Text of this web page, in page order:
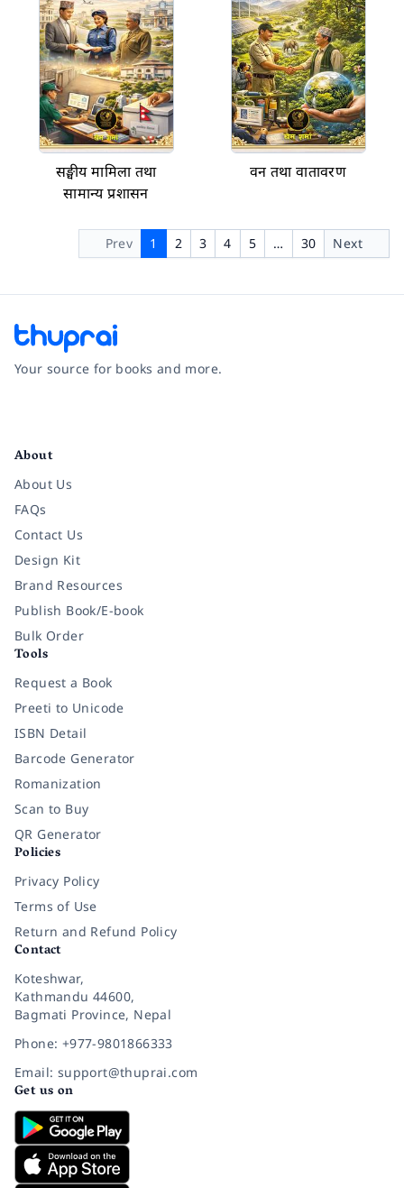
सङ्घीय मामिला तथा
सामान्य प्रशासन
वन तथा वातावरण
Prev 1 2 3 4 5 … 30 Next
Your source for books and more.
About
About Us
FAQs
Contact Us
Design Kit
Brand Resources
Publish Book/E-book
Bulk Order
Tools
Request a Book
Preeti to Unicode
ISBN Detail
Barcode Generator
Romanization
Scan to Buy
QR Generator
Policies
Privacy Policy
Terms of Use
Return and Refund Policy
Contact
Koteshwar,
Kathmandu 44600,
Bagmati Province, Nepal
Phone: +977-9801866333
Email: support@thuprai.com
Get us on